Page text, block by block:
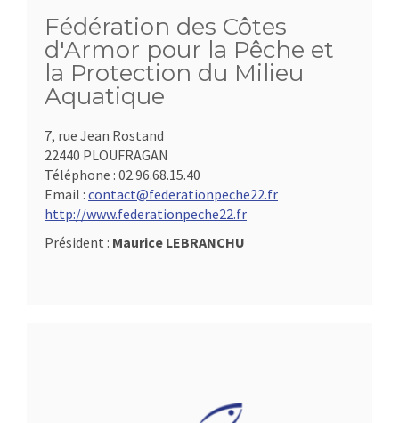
Fédération des Côtes
d'Armor pour la Pêche et
la Protection du Milieu
Aquatique
7, rue Jean Rostand
22440 PLOUFRAGAN
Téléphone : 02.96.68.15.40
Email : contact@federationpeche22.fr
http://www.federationpeche22.fr
Président : Maurice LEBRANCHU